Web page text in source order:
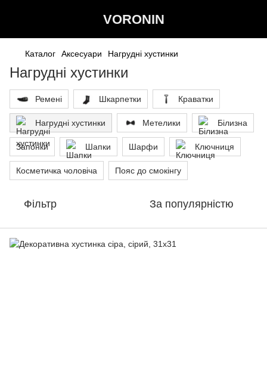
VORONIN
Каталог Аксесуари Нагрудні хустинки
Нагрудні хустинки
Ремені Шкарпетки Краватки
Нагрудні хустинки Метелики Білизна
Запонки Шапки Шарфи Ключниця
Косметичка чоловіча Пояс до смокінгу
Фільтр За популярністю